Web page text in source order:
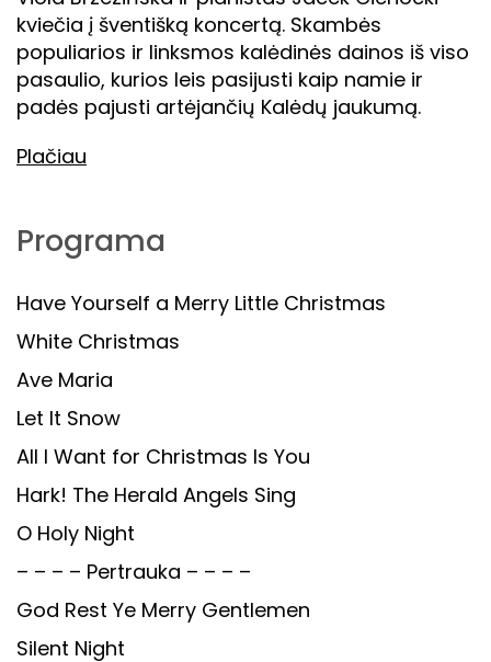
kviečia į šventišką koncertą. Skambės
populiarios ir linksmos kalėdinės dainos iš viso
pasaulio, kurios leis pasijusti kaip namie ir
padės pajusti artėjančių Kalėdų jaukumą.
Plačiau
Programa
Have Yourself a Merry Little Christmas
White Christmas
Ave Maria
Let It Snow
All I Want for Christmas Is You
Hark! The Herald Angels Sing
O Holy Night
– – – – Pertrauka – – – –
God Rest Ye Merry Gentlemen
Silent Night